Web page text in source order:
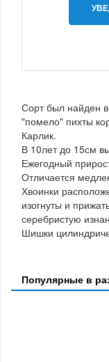
Сорт был найден
"помело" пихты
Карлик.
В 10лет до 15см
Ежегодный
Отличается
Хвоинки
изогнуты и
серебристую
Шишки
Популярные в